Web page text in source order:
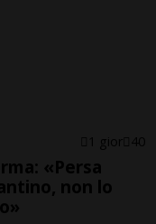
1 gior 40
«Persa
non lo